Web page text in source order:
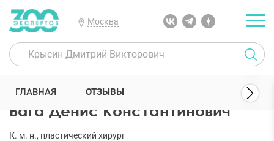
Москва
300 Экспертов Пластические хирурги Бага Денис
Бага Денис Константинович
К. м. н., пластический хирург
ГЛАВНАЯ ОТЗЫВЫ